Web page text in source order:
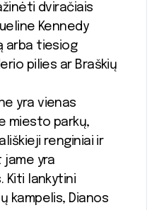
dviračiais
Kennedy
arba tiesiog
pilies ar Braškių
yra vienas
miesto parkų,
renginiai ir
yra
Kiti lankytini
kampelis, Dianos